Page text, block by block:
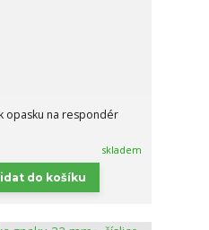
opasku na respondér
skladem
do košíku